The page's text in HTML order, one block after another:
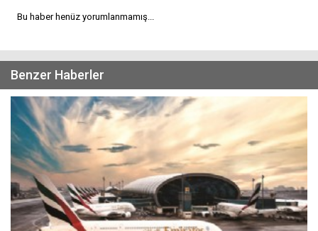
Bu haber henüz yorumlanmamış...
Benzer Haberler